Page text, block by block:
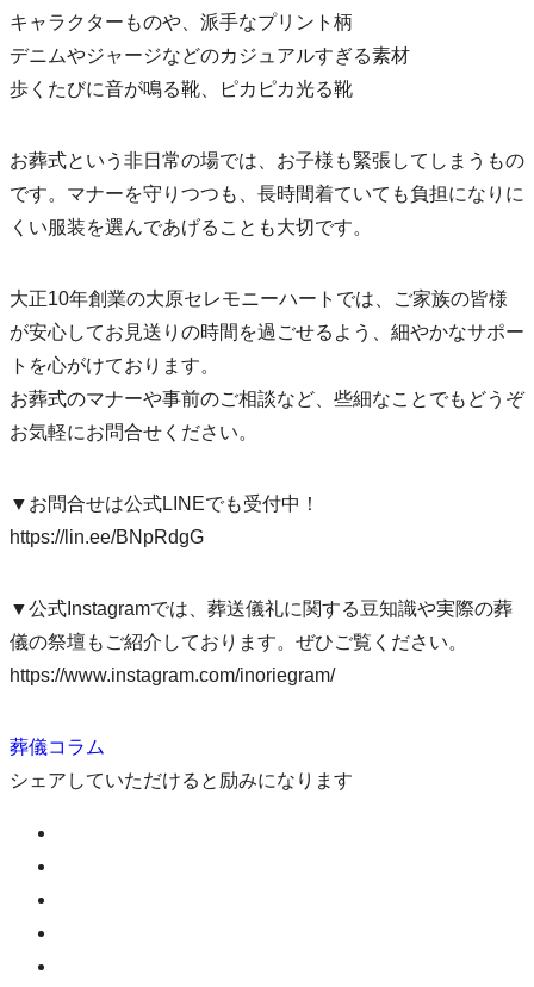
キャラクターものや、派手なプリント柄
デニムやジャージなどのカジュアルすぎる素材
歩くたびに音が鳴る靴、ピカピカ光る靴
お葬式という非日常の場では、お子様も緊張してしまうもの
です。マナーを守りつつも、長時間着ていても負担になりに
くい服装を選んであげることも大切です。
大正10年創業の大原セレモニーハートでは、ご家族の皆様
が安心してお見送りの時間を過ごせるよう、細やかなサポー
トを心がけております。
お葬式のマナーや事前のご相談など、些細なことでもどうぞ
お気軽にお問合せください。
▼お問合せは公式LINEでも受付中！
https://lin.ee/BNpRdgG
▼公式Instagramでは、葬送儀礼に関する豆知識や実際の葬
儀の祭壇もご紹介しております。ぜひご覧ください。
https://www.instagram.com/inoriegram/
葬儀コラム
シェアしていただけると励みになります